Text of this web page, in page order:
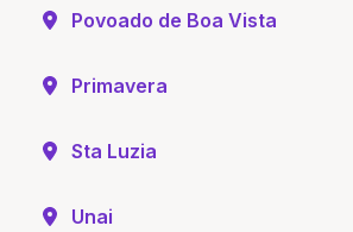
Povoado de Boa Vista
Primavera
Sta Luzia
Unai